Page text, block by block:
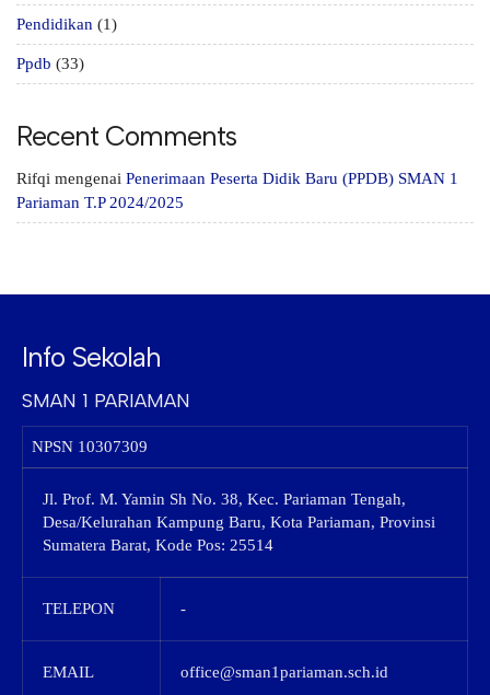
Pendidikan (1)
Ppdb (33)
Recent Comments
Rifqi mengenai Penerimaan Peserta Didik Baru (PPDB) SMAN 1
Pariaman T.P 2024/2025
Info Sekolah
SMAN 1 PARIAMAN
NPSN 10307309
Jl. Prof. M. Yamin Sh No. 38, Kec. Pariaman Tengah,
Desa/Kelurahan Kampung Baru, Kota Pariaman, Provinsi
Sumatera Barat, Kode Pos: 25514
TELEPON -
EMAIL office@sman1pariaman.sch.id